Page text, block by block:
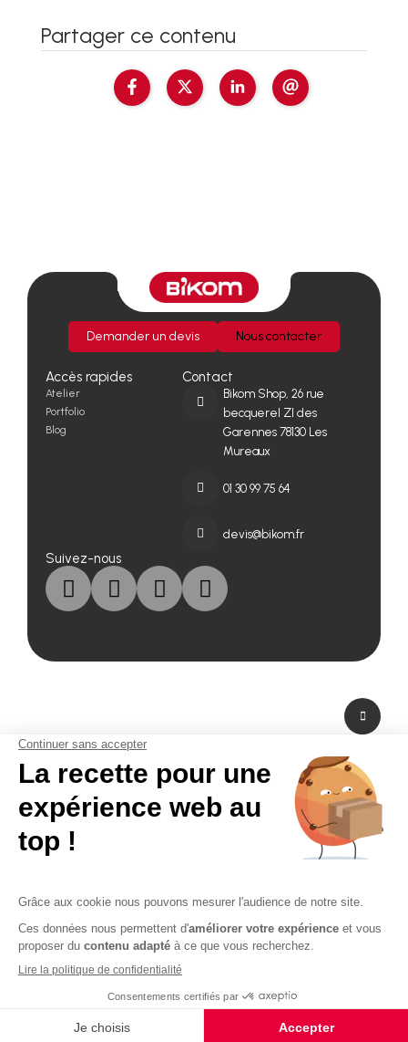
Partager ce contenu
Demander un devis Nous contacter
Accès rapides
Atelier
Portfolio
Blog
Contact
Bikom Shop, 26 rue
becquerel ZI des
Garennes 78130 Les
Mureaux
01 30 99 75 64
devis@bikom.fr
Suivez-nous
A propos de nous
Fabricant de PLV en carton et fabricant de stand modulaire, Bikom est situé
dans les Yvelines en Ile-de-France. A peine à 20 mn de Paris La Défense,
Bikom peut fabriquer et livrer dans l'urgence. Proposant une large gamme
de produits et services, de la création graphique à la fabrication en passant
16 ans, Bikom accompagne les entreprises pour communiquer efficacement
Politique de confidentialité
Plan du site
© 2026 - Logiciel e-commerce par PrestaShop™